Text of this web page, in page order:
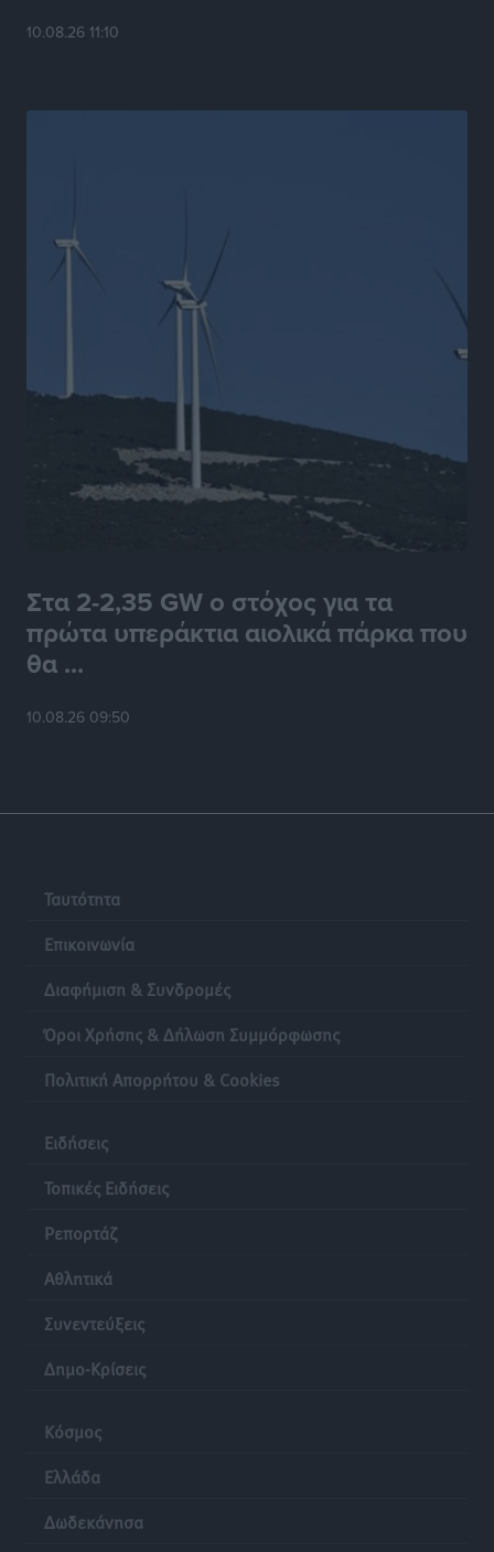
10.08.26 11:10
Στα 2-2,35 GW ο στόχος για τα
πρώτα υπεράκτια αιολικά πάρκα που
θα ...
10.08.26 09:50
Ταυτότητα
Επικοινωνία
Διαφήμιση & Συνδρομές
Όροι Χρήσης & Δήλωση Συμμόρφωσης
Πολιτική Απορρήτου & Cookies
Ειδήσεις
Τοπικές Ειδήσεις
Ρεπορτάζ
Αθλητικά
Συνεντεύξεις
Δημο-Κρίσεις
Κόσμος
Ελλάδα
Δωδεκάνησα